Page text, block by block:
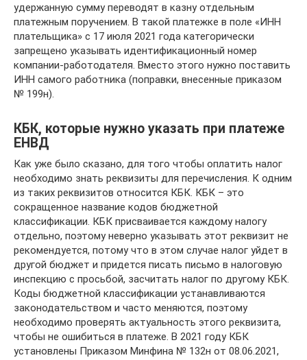
удержанную сумму переводят в казну отдельным
платежным поручением. В такой платежке в поле «ИНН
плательщика» с 17 июля 2021 года категорически
запрещено указывать идентификационный номер
компании-работодателя. Вместо этого нужно поставить
ИНН самого работника (поправки, внесенные приказом
№ 199н).
КБК, которые нужно указать при платеже
ЕНВД
Как уже было сказано, для того чтобы оплатить налог
необходимо знать реквизиты для перечисления. К одним
из таких реквизитов относится КБК. КБК – это
сокращенное название кодов бюджетной
классификации. КБК присваивается каждому налогу
отдельно, поэтому неверно указывать этот реквизит не
рекомендуется, потому что в этом случае налог уйдет в
другой бюджет и придется писать письмо в налоговую
инспекцию с просьбой, засчитать налог по другому КБК.
Коды бюджетной классификации устанавливаются
законодательством и часто меняются, поэтому
необходимо проверять актуальность этого реквизита,
чтобы не ошибиться в платеже. В 2021 году КБК
установлены Приказом Минфина № 132н от 08.06.2021,